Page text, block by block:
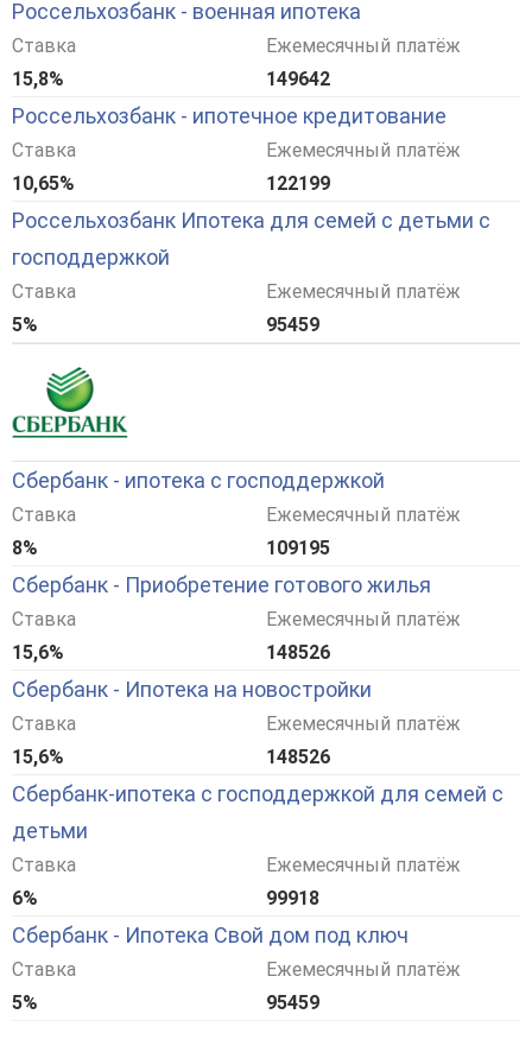
Россельхозбанк - военная ипотека
Ставка
15,8%
Ежемесячный платёж
149642
Россельхозбанк - ипотечное кредитование
Ставка
10,65%
Ежемесячный платёж
122199
Россельхозбанк Ипотека для семей с детьми с
господдержкой
Ставка
5%
Ежемесячный платёж
95459
Сбербанк - ипотека с господдержкой
Ставка
8%
Ежемесячный платёж
109195
Сбербанк - Приобретение готового жилья
Ставка
15,6%
Ежемесячный платёж
148526
Сбербанк - Ипотека на новостройки
Ставка
15,6%
Ежемесячный платёж
148526
Сбербанк-ипотека с господдержкой для семей с
детьми
Ставка
6%
Ежемесячный платёж
99918
Сбербанк - Ипотека Свой дом под ключ
Ставка
5%
Ежемесячный платёж
95459